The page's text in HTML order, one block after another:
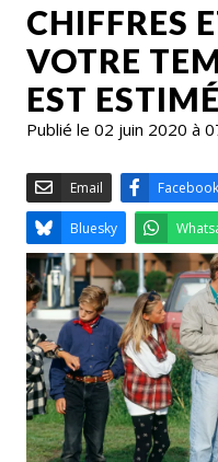
CHIFFRES
VOTRE
EST
Publié le 02 juin 2020 à
Email
Bluesky